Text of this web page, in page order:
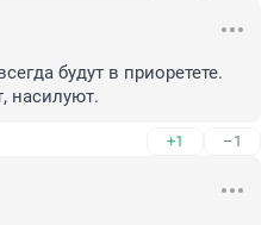
будут в приоретете.
насилуют.
+1 –1